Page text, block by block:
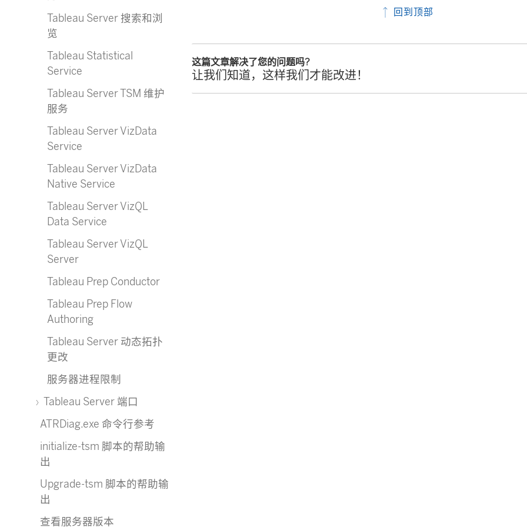
Tableau Server 搜索和浏
览
Tableau Statistical
Service
Tableau Server TSM 维护
服务
Tableau Server VizData
Service
Tableau Server VizData
Native Service
Tableau Server VizQL
Data Service
Tableau Server VizQL
Server
Tableau Prep Conductor
Tableau Prep Flow
Authoring
Tableau Server 动态拓扑
更改
服务器进程限制
Tableau Server 端口
ATRDiag.exe 命令行参考
initialize-tsm 脚本的帮助输
出
Upgrade-tsm 脚本的帮助输
出
查看服务器版本
回到顶部
这篇文章解决了您的问题吗?
让我们知道，这样我们才能改进！